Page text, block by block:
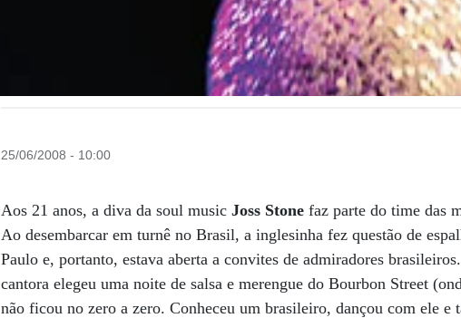
25/06/2008 - 10:00
Aos 21 anos, a diva da soul musicJoss Stone faz parte do time das
Ao desembarcar em turnê no Brasil, a inglesinha fez questão de
Paulo e, portanto, estava aberta a convites de admiradores
cantora elegeu uma noite de salsa e merengue do Bourbon Street
não ficou no zero a zero. Conheceu um brasileiro, dançou com ele e